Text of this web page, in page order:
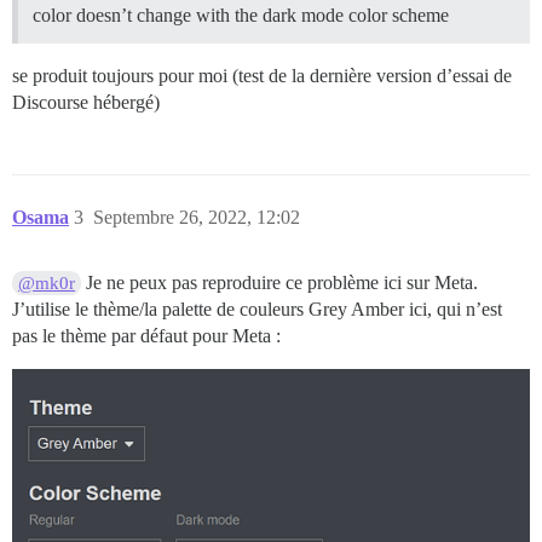
color doesn’t change with the dark mode color scheme
se produit toujours pour moi (test de la dernière version d’essai de
Discourse hébergé)
Osama Septembre 26, 2022, 12:02
3
@mk0r Je ne peux pas reproduire ce problème ici sur Meta.
J’utilise le thème/la palette de couleurs Grey Amber ici, qui n’est
pas le thème par défaut pour Meta :